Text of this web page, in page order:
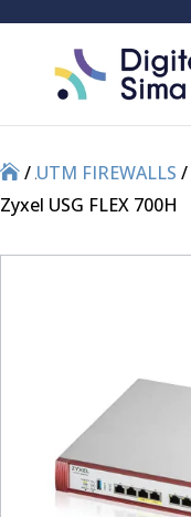
//
UTM FIREWALLS /
Zyxel USG FLEX 700H